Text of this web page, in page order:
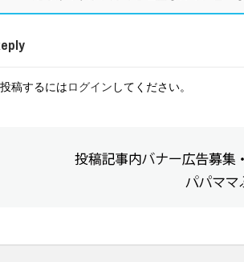
稿するにはログイン してください。